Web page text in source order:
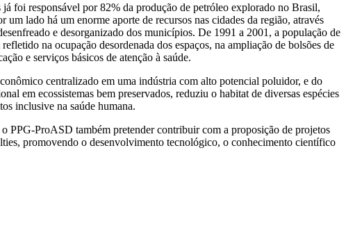
foi responsável por 82% da produção de petróleo explorado no Brasil,
lado há um enorme aporte de recursos nas cidades da região, através
e desorganizado dos municípios. De 1991 a 2001, a população de
na ocupação desordenada dos espaços, na ampliação de bolsões de
e serviços básicos de atenção à saúde.
centralizado em uma indústria com alto potencial poluidor, e do
em ecossistemas bem preservados, reduziu o habitat de diversas espécies
inclusive na saúde humana.
ProASD também pretender contribuir com a proposição de projetos
promovendo o desenvolvimento tecnológico, o conhecimento científico